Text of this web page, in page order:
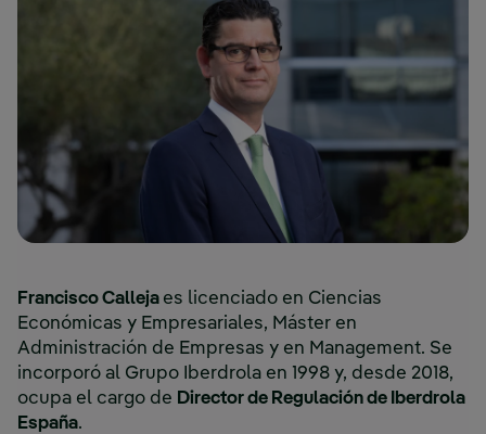
Francisco Calleja es licenciado en Ciencias
Económicas y Empresariales, Máster en
Administración de Empresas y en Management. Se
incorporó al Grupo Iberdrola en 1998 y, desde 2018,
ocupa el cargo de Director de Regulación de Iberdrola
España.